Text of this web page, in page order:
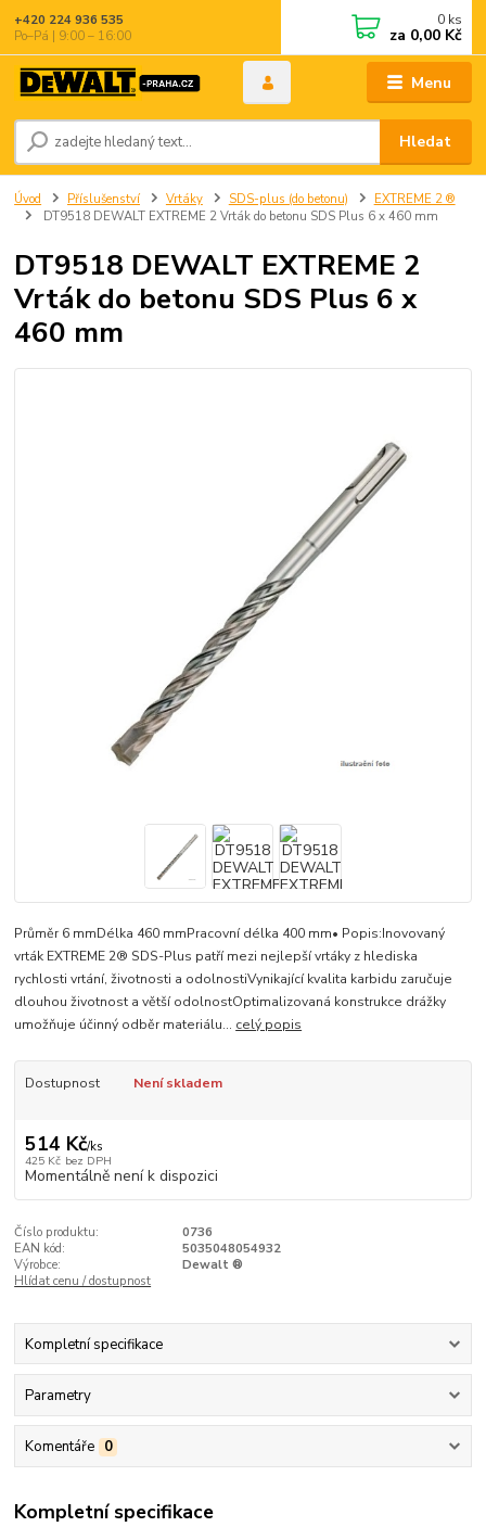
Menu
Hledat
+420 224 936 535
Po–Pá | 9:00 – 16:00
0 ks
za 0,00 Kč
Úvod Příslušenství Vrtáky SDS-plus (do betonu)
EXTREME 2 ®
DT9518 DEWALT EXTREME 2 Vrták do betonu SDS Plus 6 x 460 mm
DT9518 DEWALT EXTREME 2
Vrták do betonu SDS Plus 6 x
460 mm
Průměr 6 mmDélka 460 mmPracovní délka 400 mm• Popis:Inovovaný
vrták EXTREME 2® SDS-Plus patří mezi nejlepší vrtáky z hlediska
rychlosti vrtání, životnosti a odolnostiVynikající kvalita karbidu zaručuje
dlouhou životnost a větší odolnostOptimalizovaná konstrukce drážky
umožňuje účinný odběr materiálu... celý popis
Dostupnost Není skladem
514 Kč/ks
425 Kč bez DPH
Momentálně není k dispozici
Číslo produktu:
0736
EAN kód:
5035048054932
Výrobce:
Dewalt ®
Hlídat cenu / dostupnost
Kompletní specifikace
Parametry
Komentáře 0
Kompletní specifikace